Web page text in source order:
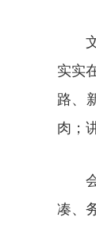
实实
路、
肉；
凑、